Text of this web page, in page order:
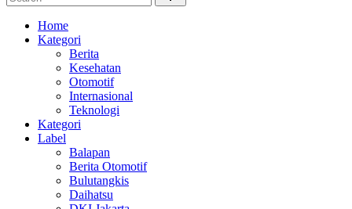
Home
Kategori
Berita
Kesehatan
Otomotif
Internasional
Teknologi
Kategori
Label
Balapan
Berita Otomotif
Bulutangkis
Daihatsu